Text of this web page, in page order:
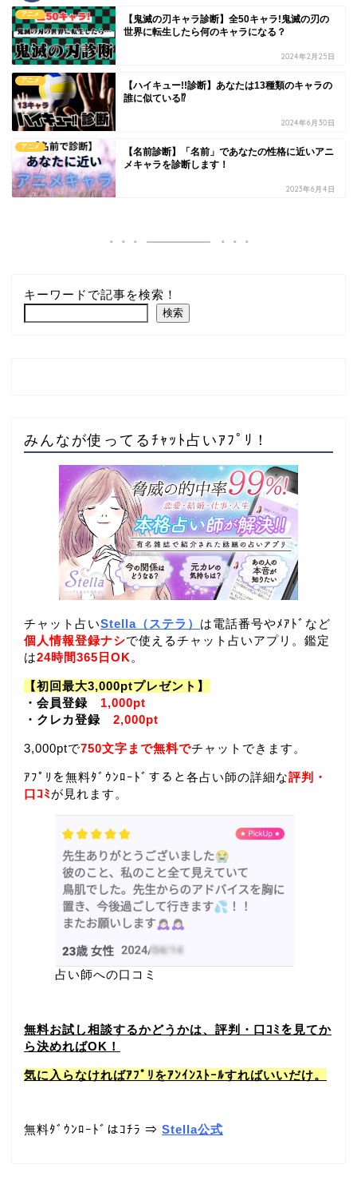
アニメ
【鬼滅の刃キャラ診断】全50キャラ!鬼滅の刃の
世界に転生したら何のキャラになる？
2024年2月25日
アニメ
【ハイキュー!!診断】あなたは13種類のキャラの
誰に似ている⁉
2024年6月30日
アニメ
【名前診断】「名前」であなたの性格に近いアニ
メキャラを診断します！
2023年6月4日
キーワードで記事を検索！
検索
みんなが使ってるﾁｬｯﾄ占いｱﾌﾟﾘ！
チャット占いStella（ステラ） は電話番号やﾒｱﾄﾞなど
個人情報登録ナシで使えるチャット占いアプリ。鑑定
は24時間365日OK 。
【初回最大3,000ptプレゼント】
・会員登録 1,000pt
・クレカ登録 2,000pt
3,000ptで750文字まで無料でチャットできます。
ｱﾌﾟﾘを無料ﾀﾞｳﾝﾛｰﾄﾞすると各占い師の詳細な評判・
口ｺﾐが見れます。
占い師への口コミ
無料お試し相談するかどうかは、評判・口ｺﾐを見てか
ら決めればOK！
気に入らなければｱﾌﾟﾘをｱﾝｲﾝｽﾄｰﾙすればいいだけ。
無料ﾀﾞｳﾝﾛｰﾄﾞはｺﾁﾗ ⇒ Stella公式